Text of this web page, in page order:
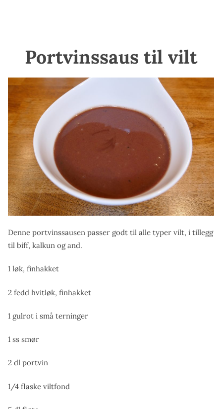
Portvinssaus til vilt
Denne portvinssausen passer godt til alle typer vilt, i tillegg
til biff, kalkun og and.
1 løk, finhakket
2 fedd hvitløk, finhakket
1 gulrot i små terninger
1 ss smør
2 dl portvin
1/4 flaske viltfond